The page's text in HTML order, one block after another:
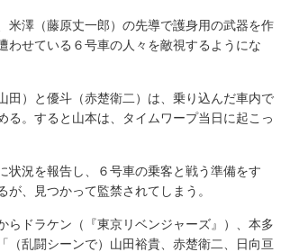
澤（藤原丈一郎）の先導で護身用の武器を作
わせている６号車の人々を敵視するようにな
）と優斗（赤楚衛二）は、乗り込んだ車内で
。すると山本は、タイムワープ当日に起こっ
況を報告し、６号車の乗客と戦う準備をす
、見つかって監禁されてしまう。
ドラケン（『東京リベンジャーズ』）、本多
乱闘シーンで）山田裕貴、赤楚衛二、日向亘